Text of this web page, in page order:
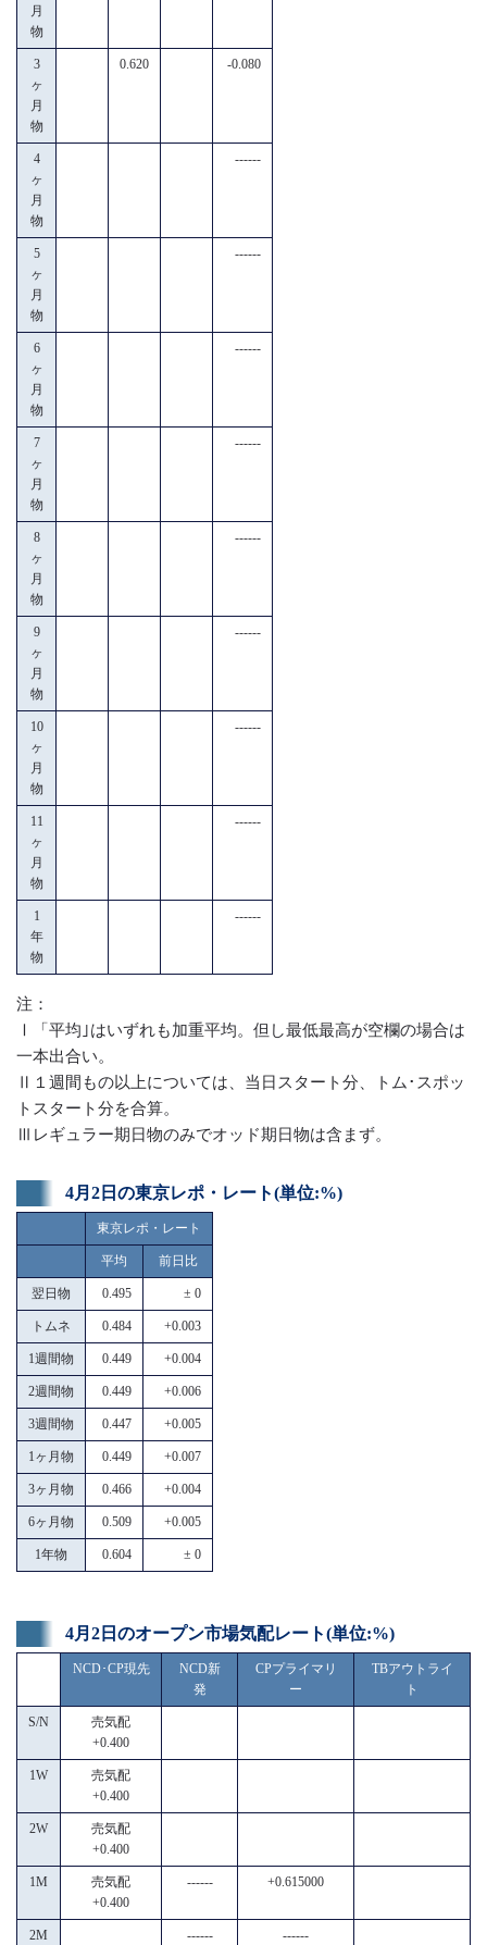
月
物
3
ヶ
月
物
0.620 -0.080
4
ヶ
月
物
------
5
ヶ
月
物
------
6
ヶ
月
物
------
7
ヶ
月
物
------
8
ヶ
月
物
------
9
ヶ
月
物
------
10
ヶ
月
物
------
11
ヶ
月
物
------
1
年
物
------
注：
Ⅰ「平均｣はいずれも加重平均。但し最低最高が空欄の場合は
一本出合い。
Ⅱ１週間もの以上については、当日スタート分、トム･スポッ
トスタート分を合算。
Ⅲレギュラー期日物のみでオッド期日物は含まず。
4月2日の東京レポ・レート(単位:%)
東京レポ・レート
平均 前日比
翌日物 0.495 ± 0
トムネ 0.484 +0.003
1週間物 0.449 +0.004
2週間物 0.449 +0.006
3週間物 0.447 +0.005
1ヶ月物 0.449 +0.007
3ヶ月物 0.466 +0.004
6ヶ月物 0.509 +0.005
1年物 0.604 ± 0
4月2日のオープン市場気配レート(単位:%)
NCD･CP現先
NCD新
発
CPプライマリ
ー
TBアウトライ
ト
S/N
売気配
+0.400
1W
売気配
+0.400
2W
売気配
+0.400
1M
売気配
+0.400
------ +0.615000
2M ------ ------